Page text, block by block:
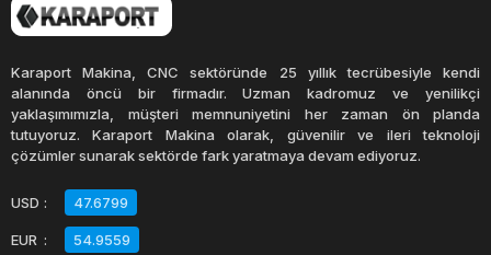
Mekanik panç pres tezgahları, yüksek üretkenlik, yüksek
kalıpların kullanımı sayesinde birçok farklı şekil ve boyutta
metal levha işlenebilir. Bu tezgahlar, güvenlik ekipmanları
ile donatılarak güvenli bir şekilde kullanılabilirler.
Mekanik panç pres tezgahları, üretim hattında önemli bir
rol oynarlar ve genellikle seri üretimde kullanılırlar. Uzun
Karaport Makina, CNC sektöründe 25 yıllık tecrübesiyle kendi
alanında öncü bir firmadır. Uzman kadromuz ve yenilikçi
yaklaşımımızla, müşteri memnuniyetini her zaman ön planda
tutuyoruz. Karaport Makina olarak, güvenilir ve ileri teknoloji
çözümler sunarak sektörde fark yaratmaya devam ediyoruz.
USD : 47.6799
EUR : 54.9559